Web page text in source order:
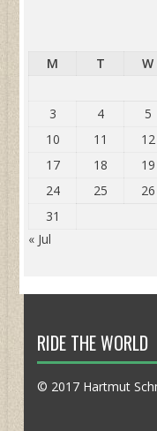
M T W
3
4 5
10
11 12
17
18 19
24
25 26
31
« Jul
RIDE THE WORLD
© 2017 Hartmut